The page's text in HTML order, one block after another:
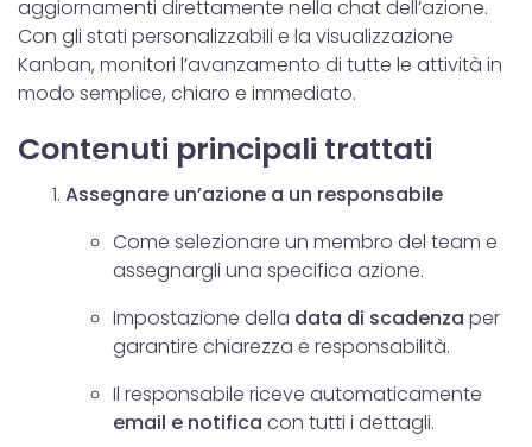
aggiornamenti direttamente nella chat dell’azione.
Con gli stati personalizzabili e la visualizzazione
Kanban, monitori l’avanzamento di tutte le attività in
modo semplice, chiaro e immediato.
Contenuti principali trattati
Assegnare un’azione a un responsabile
Come selezionare un membro del team e
assegnargli una specifica azione.
Impostazione della data di scadenza per
garantire chiarezza e responsabilità.
Il responsabile riceve automaticamente
email e notifica con tutti i dettagli.